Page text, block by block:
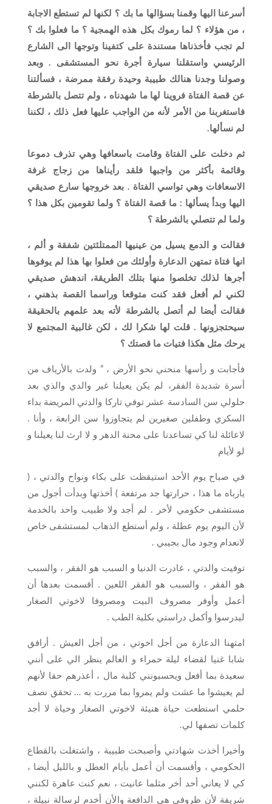
أسرعنا اليها وقمنا بسؤالها ما بك ؟ لكنها لم تستطع الاجابة
، من هؤلاء ؟ لما رموك بكل هذه الهمجية ؟ ما فعلوا بك ؟
لم تجب فأخذناها مستندة على كتفينا وتوجها الى الشارع
الرئيسي واستقلنا سيارة أجرة نحو المستشفى . وبعد
وصولنا وجدنا هنالك طبيبة وحيدة رفقة ممرضة ، فسألتنا
عن قصة الفتاة فروينا لها ما شهدناه ، ولم تتصل بالشرطة
فاستغربنا من الأمر لأنه من الواجب عليها فعل ذلك ، لكننا
لم نسألها.
ثم دخلت على الفتاة وقامت باسعافها وهي تذرف دموعا
وقائمة بأكثر من واجبها فلقد رأيناها من زجاج غرفة
الاسعافات وهي تواسي الفتاة . بعد خروجها سارع صديقي
اليها وبدأ يسألها : ما قصة الفتاة ؟ ولما تقومين بكل هذا ؟
ولما لم تتصلي بالشرطة ؟
فقالت و الدمع يسيل من عينيها الممتلئتين شفقة و ألم ،
انها فتاة تمتهن الدعارة وأولئك من فعلوا بها هذا لم يوفوها
أجرها لذلك تخلصوا منها بتلك الطريقة، اندهش صديقي
لكني لم أفعل فقد كنت متوقعا وراسما القصة بذهني ،
فقالت أيضا لم أتصل بالشرطة لأته بعد علمهم بالحقيقة
سيحتجزونها . قلت لها شكرا لك ، لكن غالبية المجتمع لا
يرحك مثل هكذا فتيات ما قصتك ؟
فأجابت و رأسها منحني نحو الأرض ، ” ولدت بالأرياف من
أسرة شديدة الفقر، لم يكن يعيلنا غير والدي والذي بعد
حلولي سن السادسة عشر توفي تاركا والدتي المريضة بداء
السكري وطفلين صغيرين لم يتجاوزوا سن الرابعة ، وأنا .
لاعائلة لنا كي تساعدنا على محنة الدهر و لا ارث لنا يعيلنا و
لو لأيام
في صباح يوم الأحد استيقظت على بكاء ونواح والدتي ، (
يارباه ما هذا ، حرارتها جد مرتفعة ) أخذتها وبدأت أجول من
مستشفى حكومي لأخر . لم أجد ولا طبيب واحد بالخدمة
لأن اليوم يوم عطلة ، ولم أستطع الذهاب لمستشفى خاص
لانعدام وجود مال بجيبي .
توفيت والدتي ، غادرت الدنيا و السبب هو الفقر ، والسبب
هو الفقر ، والسبب هو الفقر اللعين . أقسمت بعدها أن
أعمل وأوفر مصروف البيت ومصروفا لاخوتي الصغار
ليدرسوا وأكمل دراستي بكلية الطب .
امتهنا الدعارة من أجل اخوتي ، من أجل العيش . أرافق
شابا غنيا لقضاء ليلة حمراء و العالم ينظر الي على أنني
سعيدة بما أفعل ويحسبونني كلبة مال ، أعذرهم حقا لأنهم
لم يعيشوا ما عشت ولم يمروا بما مررت به … تحقق نصف
حلمي استطعت حياة هنيئة لاخوتي الصغار وحياة لا أجد
كلمات تصفها لي.
وأخيرا أخذت شهادتي وأصبحت طبيبة ، واشتغلت بالقطاع
الحكومي ، وأقسمت أن أعمل بأيام العطل و بالليل أيضا ،
كي لا يعاني أحد أخر مثلما عانيت ، نعم كنت عاهرة لكنني
شريفة لأن ظروفي هي الدافعة والأن أخدم لرسالة نبيلة ،